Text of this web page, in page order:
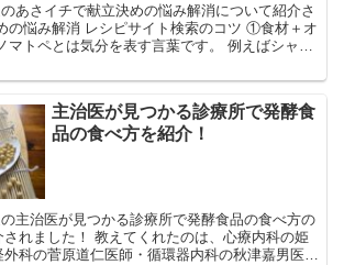
あさイチで献立決めの悩み解消について紹介さ
の悩み解消 レシピサイト検索のコツ ①食材＋オ
マトペとは気分を表す言葉です。 例えばシャキ
主治医が見つかる診療所で発酵食
品の食べ方を紹介！
主治医が見つかる診療所で発酵食品の食べ方の
れました！ 教えてくれたのは、心療内科の姫
科の菅原道仁医師・循環器内科の秋津嘉男医師